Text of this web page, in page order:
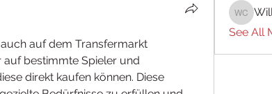
auf dem Transfermarkt
bestimmte Spieler und
direkt kaufen können. Diese
See All